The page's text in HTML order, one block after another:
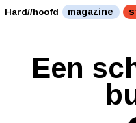
Hard//hoofd magazine
Een